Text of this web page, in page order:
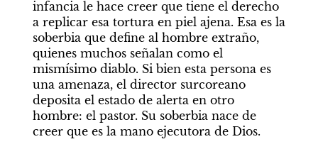
infancia le hace creer que tiene el derecho
a replicar esa tortura en piel ajena. Esa es la
soberbia que define al hombre extraño,
quienes muchos señalan como el
mismísimo diablo. Si bien esta persona es
una amenaza, el director surcoreano
deposita el estado de alerta en otro
hombre: el pastor. Su soberbia nace de
creer que es la mano ejecutora de Dios.